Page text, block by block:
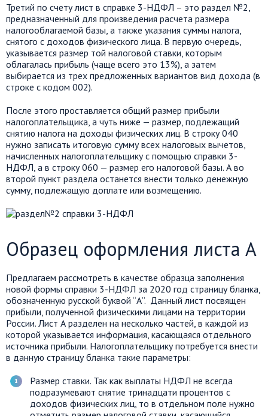
Третий по счету лист в справке 3-НДФЛ – это раздел №2,
предназначенный для произведения расчета размера
налогооблагаемой базы, а также указания суммы налога,
снятого с доходов физического лица. В первую очередь,
указывается размер той налоговой ставки, которым
облагалась прибыль (чаще всего это 13%), а затем
выбирается из трех предложенных вариантов вид дохода (в
строке с кодом 002).
После этого проставляется общий размер прибыли
налогоплательщика, а чуть ниже — размер, подлежащий
снятию налога на доходы физических лиц. В строку 040
нужно записать итоговую сумму всех налоговых вычетов,
начисленных налогоплательщику с помощью справки 3-
НДФЛ, а в строку 060 — размер его налоговой базы. А во
второй пункт раздела останется внести только денежную
сумму, подлежащую доплате или возмещению.
Образец оформления листа А
Предлагаем рассмотреть в качестве образца заполнения
новой формы справки 3-НДФЛ за 2020 год страницу бланка,
обозначенную русской буквой “А”. Данный лист посвящен
прибыли, полученной физическими лицами на территории
России. Лист А разделен на несколько частей, в каждой из
которой указывается информация, касающаяся отдельного
источника прибыли. Налогоплательщику потребуется внести
в данную страницу бланка такие параметры:
Размер ставки. Так как выплаты НДФЛ не всегда
подразумевают снятие тринадцати процентов с
доходов физических лиц, то в отдельном поле нужно